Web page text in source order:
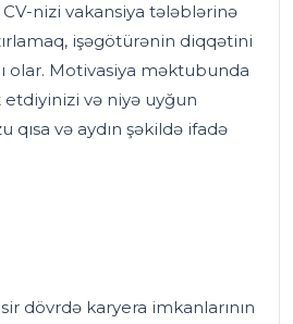
nizi vakansiya tələblərinə
işəgötürənin diqqətini
olar. Motivasiya məktubunda
etdiyinizi və niyə uyğun
qısa və aydın şəkildə ifadə
dövrdə karyera imkanlarının